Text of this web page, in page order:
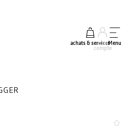
achats & services
mon
compte
Menu